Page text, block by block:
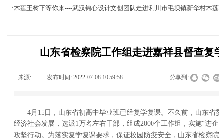
木莲王树下等你来----武汉锦心设计文创团队走进利川市毛坝镇新华村木莲
山东省检察院工作组走进嘉祥县督查复
来源: 发布时间: 2022-07-08 10:59:58 分享到:
4月15日，山东省初高中毕业班已经复学复课。不久前，山东
经济社会发展，选派1万名左右干部，组成2000个工作组，实施“进
攻坚行动。为落实复学复课要求，保证校园防疫安全，山东省检察